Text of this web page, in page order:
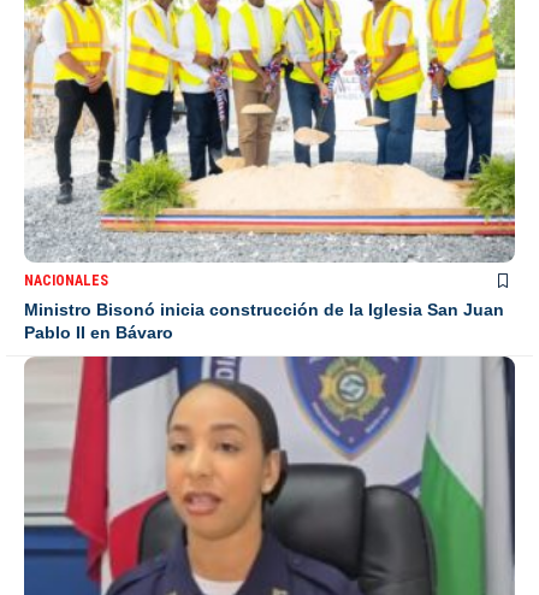
NACIONALES
Ministro Bisonó inicia construcción de la Iglesia San Juan
Pablo II en Bávaro